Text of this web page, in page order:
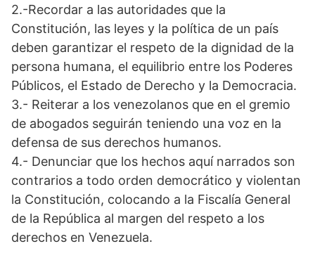
2.-Recordar a las autoridades que la
Constitución, las leyes y la política de un país
deben garantizar el respeto de la dignidad de la
persona humana, el equilibrio entre los Poderes
Públicos, el Estado de Derecho y la Democracia.
3.- Reiterar a los venezolanos que en el gremio
de abogados seguirán teniendo una voz en la
defensa de sus derechos humanos.
4.- Denunciar que los hechos aquí narrados son
contrarios a todo orden democrático y violentan
la Constitución, colocando a la Fiscalía General
de la República al margen del respeto a los
derechos en Venezuela.